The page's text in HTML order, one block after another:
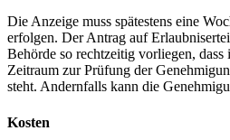
Die Anzeige muss spätestens eine
erfolgen. Der Antrag auf
Behörde so rechtzeitig vorliegen, dass
Zeitraum zur Prüfung der
steht. Andernfalls kann die
Kosten